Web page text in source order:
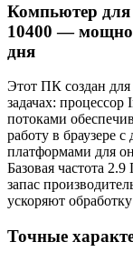
Компьютер
10400 —
дня
Этот ПК создан для
задачах:
потоками
работу в браузере
платформами для
Базовая частота
запас
ускоряют
Точные